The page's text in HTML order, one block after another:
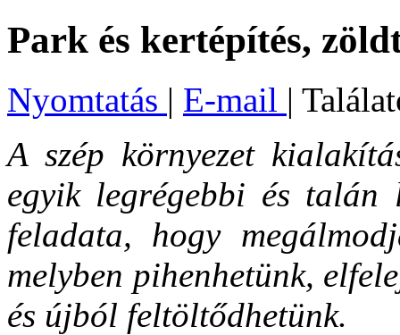
Park és kertépítés,
Nyomtatás | E-mail |
A szép környezet
egyik legrégebbi és talán
feladata, hogy
melyben pihenhetünk,
és újból feltöltődhetünk.